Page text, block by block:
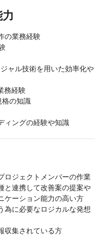
の業務経験
ャル技術を用いた効率化や
務経験
格の知識
ィングの経験や知識
ロジェクトメンバーの作業
と連携して改善案の提案や
ケーション能力の高い方
為に必要なロジカルな発想
収集されている方